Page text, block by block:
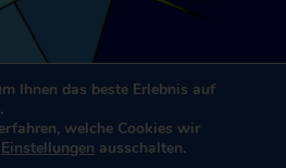
Ihnen das beste Erlebnis auf
welche Cookies wir
Einstellungen ausschalten.